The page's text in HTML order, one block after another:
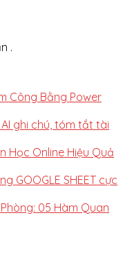
.
Công Bằng Power
ghi chú, tóm tắt tài
Học Online Hiệu Quả
GOOGLE SHEET cực
05 Hàm Quan